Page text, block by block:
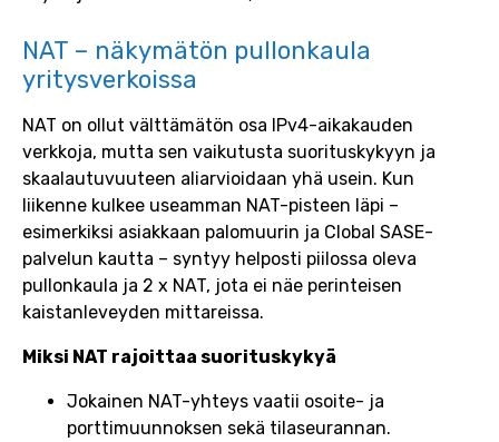
NAT – näkymätön pullonkaula
yritysverkoissa
NAT on ollut välttämätön osa IPv4-aikakauden
verkkoja, mutta sen vaikutusta suorituskykyyn ja
skaalautuvuuteen aliarvioidaan yhä usein. Kun
liikenne kulkee useamman NAT-pisteen läpi –
esimerkiksi asiakkaan palomuurin ja Clobal SASE-
palvelun kautta – syntyy helposti piilossa oleva
pullonkaula ja 2 x NAT, jota ei näe perinteisen
kaistanleveyden mittareissa.
Miksi NAT rajoittaa suorituskykyä
Jokainen NAT-yhteys vaatii osoite- ja
porttimuunnoksen sekä tilaseurannan.